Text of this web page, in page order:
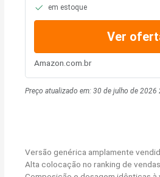
em estoque
Ver
Amazon.com.br
Preço atualizado em:30 de julho de 2026
Versão genérica amplamente
Alta colocação no ranking de